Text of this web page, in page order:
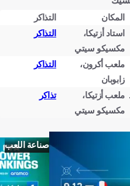
المكان
التذاكر
استاد أزتيكا،
مكسيكو سيتي
التذاكر
ملعب أكرون،
زابوبان
التذاكر
ملعب أزتيكا،
مكسيكو سيتي
تذاكر
صناعة اللعب